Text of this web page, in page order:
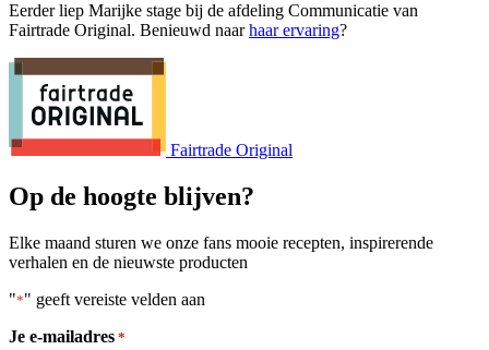
Eerder liep Marijke stage bij de afdeling Communicatie van
Fairtrade Original. Benieuwd naarhaar ervaring?
Fairtrade Original
Op de hoogte blijven?
Elke maand sturen we onze fans mooie recepten, inspirerende
verhalen en de nieuwste producten
"*" geeft vereiste velden aan
Je e-mailadres *